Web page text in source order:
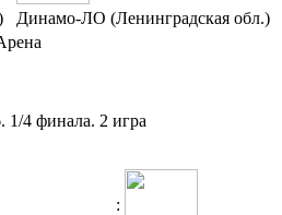
Динамо-ЛО (Ленинградская обл.)
1/4 финала. 2 игра
: